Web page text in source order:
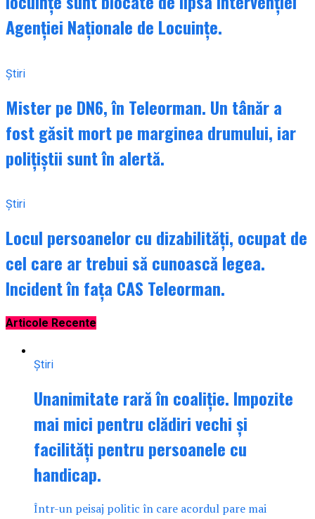
Agenției Naționale de Locuințe.
Știri
Mister pe DN6, în Teleorman. Un tânăr a
fost găsit mort pe marginea drumului, iar
polițiștii sunt în alertă.
Știri
Locul persoanelor cu dizabilități, ocupat de
cel care ar trebui să cunoască legea.
Incident în fața CAS Teleorman.
Articole Recente
Știri
Unanimitate rară în coaliție. Impozite
mai mici pentru clădiri vechi și
facilități pentru persoanele cu
handicap.
Într-un peisaj politic în care acordul pare mai